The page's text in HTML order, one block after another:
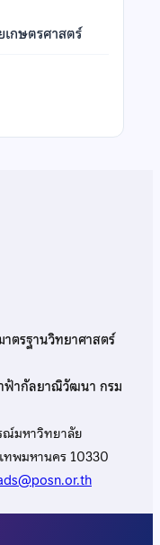
เกษตรศาสตร์
ตรฐานวิทยาศาสตร์
ฟ้ากัลยาณิวัฒนา กรม
ณ์มหาวิทยาลัย
ทพมหานคร 10330